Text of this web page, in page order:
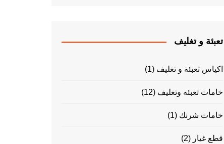
تعبئة و تغليف
اكياس تعبئة و تغليف (1)
خامات تعبئه وتغليف (12)
خامات شرنك (1)
قطع غيار (2)